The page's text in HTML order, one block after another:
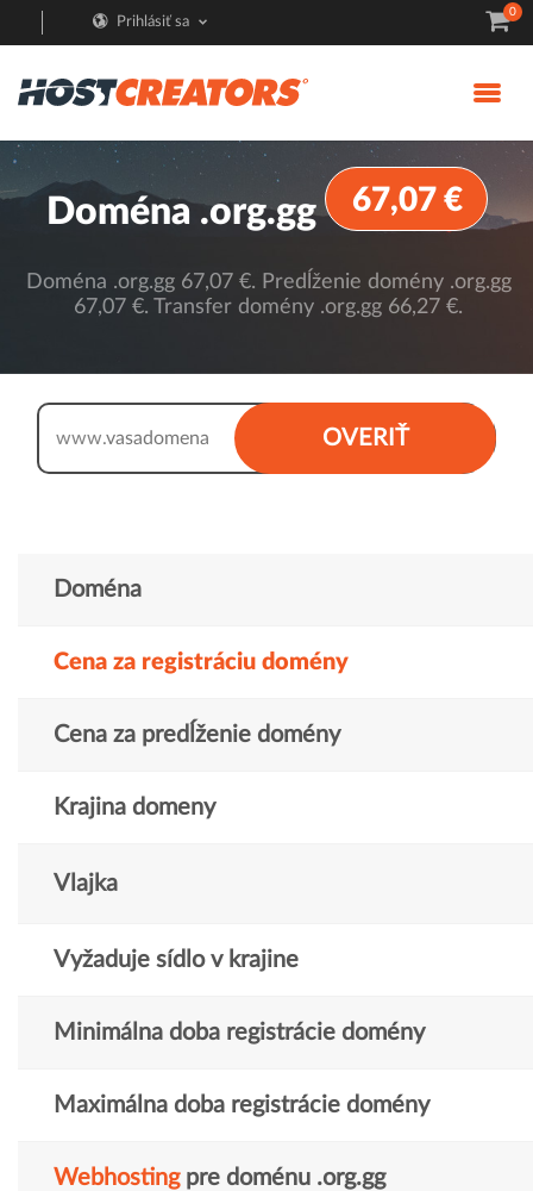
Prihlásiť sa
0
Doména .org.gg 67,07 €
Doména .org.gg 67,07 €. Predĺženie domény .org.gg
67,07 €. Transfer domény .org.gg 66,27 €.
OVERIŤ
www.
Doména
Cena za registráciu domény
Cena za predĺženie domény
Krajina domeny
Vlajka
Vyžaduje sídlo v krajine
Minimálna doba registrácie domény
Maximálna doba registrácie domény
Webhostingpre doménu .org.gg